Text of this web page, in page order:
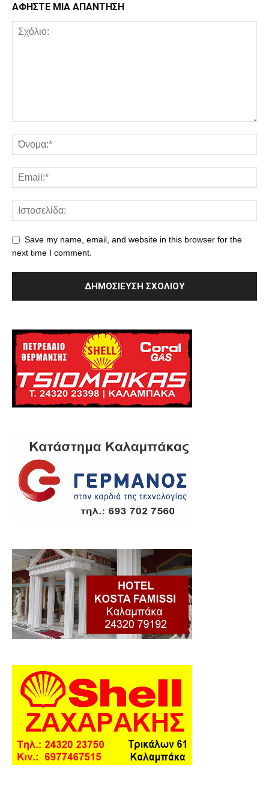
ΑΦΗΣΤΕ ΜΙΑ ΑΠΑΝΤΗΣΗ
Save my name, email, and website in this browser for the
next time I comment.